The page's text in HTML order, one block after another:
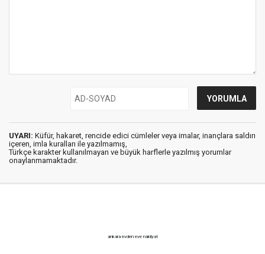
UYARI: Küfür, hakaret, rencide edici cümleler veya imalar, inançlara saldırı
içeren, imla kuralları ile yazılmamış,
Türkçe karakter kullanılmayan ve büyük harflerle yazılmış yorumlar
onaylanmamaktadır.
ankara evden eve nakliyat